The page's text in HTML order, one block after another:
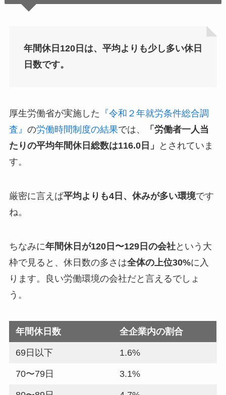
年間休日120日は、平均よりも少し多い休日
日数です。
厚生労働省が実施した 『令和２年就労条件総合調
査』 の労働時間制度の結果では、
「労働者一人当
たりの平均年間休日総数は116.0日」
とされていま
す。
厳密に言えば平均よりも4日、休みが多い環境です
ね。
ちなみに年間休日が120日〜129日の会社という大
枠で見ると、休日数の多さは全体の上位30%に入
ります。良い労働環境の会社だと言えるでしょ
う。
年間休日数 全企業内の割合
69日以下 1.6%
70〜79日 3.1%